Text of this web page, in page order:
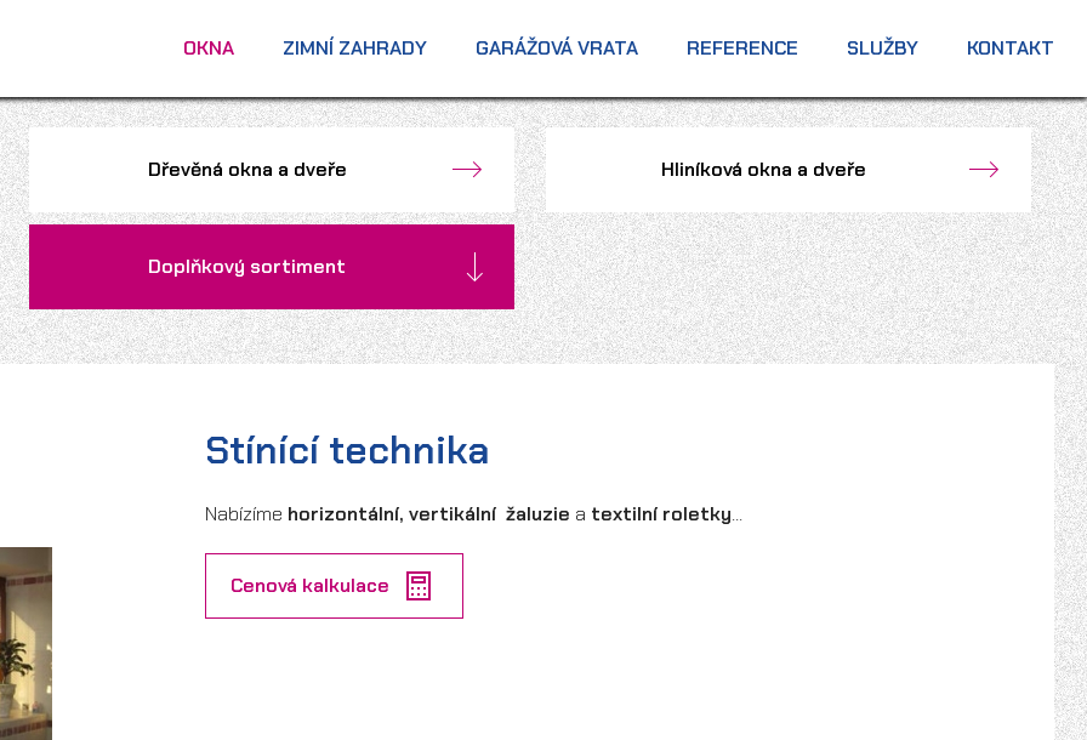
OKNA ZIMNÍ ZAHRADY GARÁŽOVÁ VRATA REFERENCE SLUŽBY KONTAKT
Dřevěná okna a dveře Hliníková okna a dveře
Doplňkový sortiment
Stínící technika
Nabízíme horizontální, vertikální žaluzie a textilní roletky...
Cenová kalkulace